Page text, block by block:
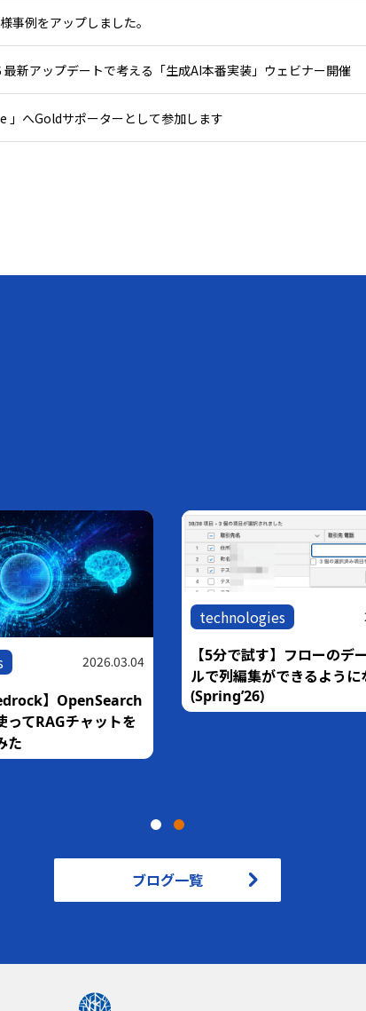
事例をアップしました。
新アップデートで考える「生成AI本番実装」ウェビナー開催
」へGoldサポーターとして参加します
2026.03.04
】OpenSearch
てRAGチャットを
た
technologies
【5分で試す】フローのデ
ルで列編集ができるように
(Spring’26)
ブログ一覧